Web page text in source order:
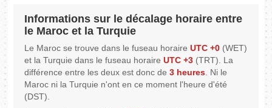
Informations sur le décalage horaire entre
le Maroc et la Turquie
Le Maroc se trouve dans le fuseau horaireUTC +0 (WET)
et la Turquie dans le fuseau horaireUTC +3 (TRT). La
différence entre les deux est donc de3 heures. Ni le
Maroc ni la Turquie n'ont en ce moment l'heure d'été
(DST).